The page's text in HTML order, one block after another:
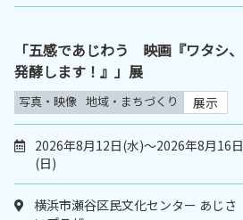
「五感であじわう 映画『ワタシ、
発酵します！』」展
写真・映像 地域・まちづくり 展示
2026年8月12日(水)～2026年8月16日
(日)
横浜市瀬谷区民文化センター あじさ